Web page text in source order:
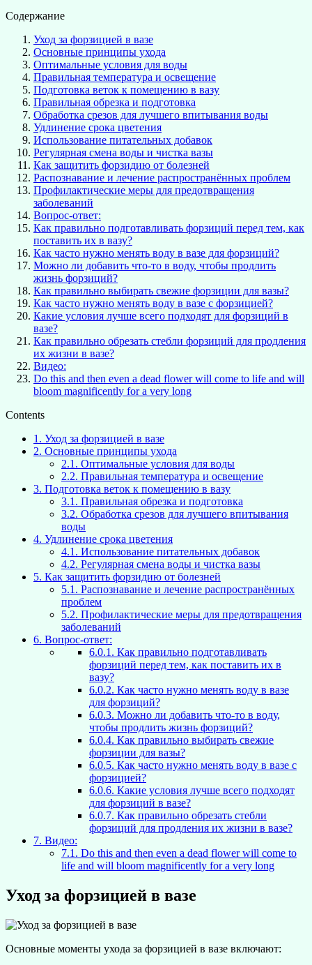
Содержание
Уход за форзицией в вазе
Основные принципы ухода
Оптимальные условия для воды
Правильная температура и освещение
Подготовка веток к помещению в вазу
Правильная обрезка и подготовка
Обработка срезов для лучшего впитывания воды
Удлинение срока цветения
Использование питательных добавок
Регулярная смена воды и чистка вазы
Как защитить форзидию от болезней
Распознавание и лечение распространённых проблем
Профилактические меры для предотвращения
заболеваний
Вопрос-ответ:
Как правильно подготавливать форзиций перед тем, как
поставить их в вазу?
Как часто нужно менять воду в вазе для форзиций?
Можно ли добавить что-то в воду, чтобы продлить
жизнь форзиций?
Как правильно выбирать свежие форзиции для вазы?
Как часто нужно менять воду в вазе с форзицией?
Какие условия лучше всего подходят для форзиций в
вазе?
Как правильно обрезать стебли форзиций для продления
их жизни в вазе?
Видео:
Do this and then even a dead flower will come to life and will
bloom magnificently for a very long
Contents
1. Уход за форзицией в вазе
2. Основные принципы ухода
2.1. Оптимальные условия для воды
2.2. Правильная температура и освещение
3. Подготовка веток к помещению в вазу
3.1. Правильная обрезка и подготовка
3.2. Обработка срезов для лучшего впитывания
воды
4. Удлинение срока цветения
4.1. Использование питательных добавок
4.2. Регулярная смена воды и чистка вазы
5. Как защитить форзидию от болезней
5.1. Распознавание и лечение распространённых
проблем
5.2. Профилактические меры для предотвращения
заболеваний
6. Вопрос-ответ:
6.0.1. Как правильно подготавливать
форзиций перед тем, как поставить их в
вазу?
6.0.2. Как часто нужно менять воду в вазе
для форзиций?
6.0.3. Можно ли добавить что-то в воду,
чтобы продлить жизнь форзиций?
6.0.4. Как правильно выбирать свежие
форзиции для вазы?
6.0.5. Как часто нужно менять воду в вазе с
форзицией?
6.0.6. Какие условия лучше всего подходят
для форзиций в вазе?
6.0.7. Как правильно обрезать стебли
форзиций для продления их жизни в вазе?
7. Видео:
7.1. Do this and then even a dead flower will come to
life and will bloom magnificently for a very long
Уход за форзицией в вазе
Основные моменты ухода за форзицией в вазе включают: